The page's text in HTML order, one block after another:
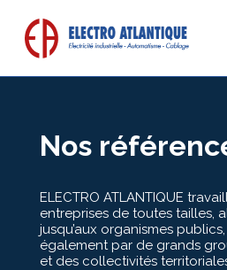
Nos
ELECTRO ATLANTIQUE
entreprises de toutes tailles,
jusqu’aux organismes
également par de grands
et des collectivités